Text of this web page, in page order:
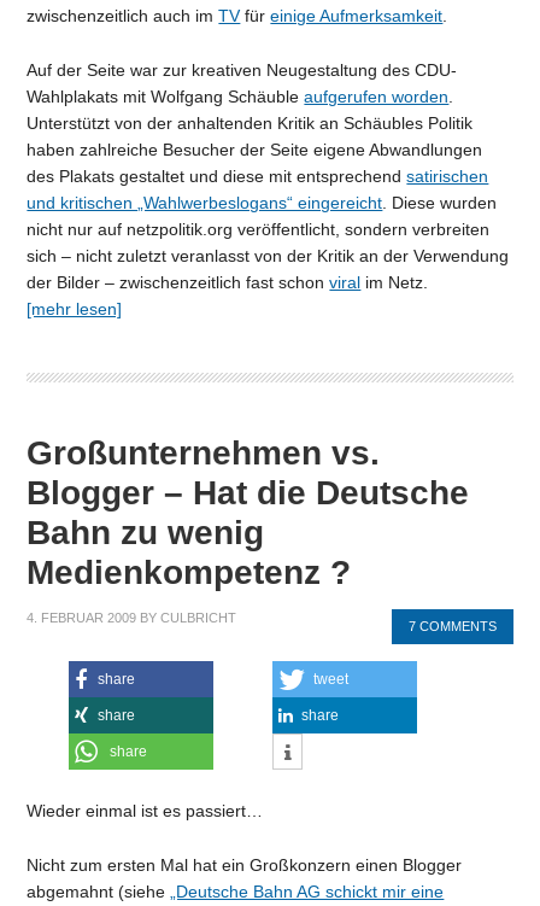
zwischenzeitlich auch imTVfüreinige Aufmerksamkeit
Auf der Seite war zur kreativen Neugestaltung des CDU-
Wahlplakats mit Wolfgang Schäubleaufgerufen worden
Unterstützt von der anhaltenden Kritik an Schäubles Politik
haben zahlreiche Besucher der Seite eigene Abwandlungen
des Plakats gestaltet und diese mit entsprechendsatirischen
und kritischen „Wahlwerbeslogans“ eingereicht . Diese wurden
nicht nur auf netzpolitik.org veröffentlicht, sondern verbreiten
sich – nicht zuletzt veranlasst von der Kritik an der Verwendung
der Bilder – zwischenzeitlich fast schonviral im Netz.
[mehr lesen]
Großunternehmen vs.
Blogger – Hat die Deutsche
Bahn zu wenig
Medienkompetenz ?
4. FEBRUAR 2009 BYCULBRICHT
7 COMMENTS
share tweet
share share
share
Wieder einmal ist es passiert…
Nicht zum ersten Mal hat ein Großkonzern einen Blogger
abgemahnt (siehe
„Deutsche Bahn AG schickt mir eine